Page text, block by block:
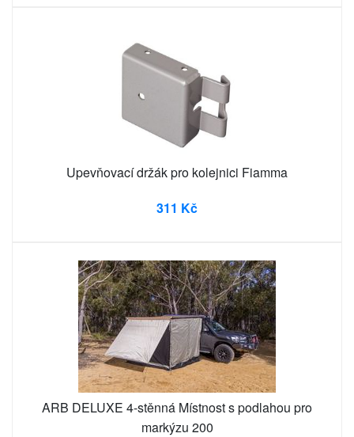
Upevňovací držák pro kolejnici Fiamma
311 Kč
ARB DELUXE 4-stěnná Místnost s podlahou pro
markýzu 200